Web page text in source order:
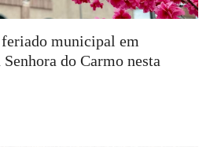
municipal em
do Carmo nesta